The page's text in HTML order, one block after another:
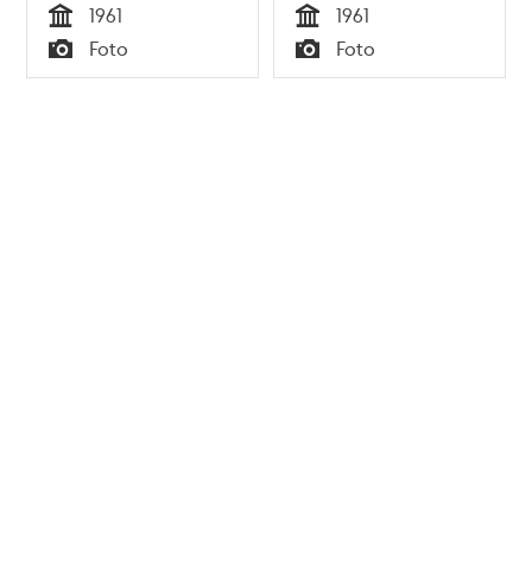
Tid
1961
Typ
Foto Tid
1961
Typ
Foto